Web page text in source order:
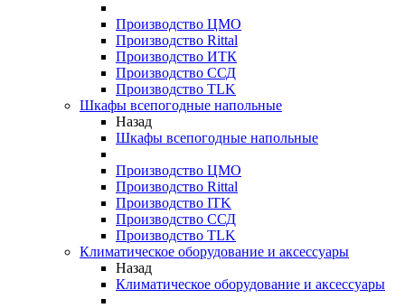
Производство ЦМО
Производство Rittal
Производство ИТК
Производство ССД
Производство TLK
Шкафы всепогодные напольные
Назад
Шкафы всепогодные напольные
Производство ЦМО
Производство Rittal
Производство ITK
Производство ССД
Производство TLK
Климатическое оборудование и аксессуары
Назад
Климатическое оборудование и аксессуары